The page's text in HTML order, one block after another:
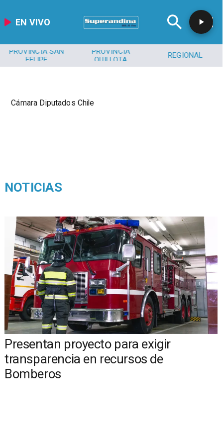
EN VIVO
PROVINCIA SAN
FELIPE
PROVINCIA
QUILLOTA
REGIONAL
Cámara Diputados Chile
NOTICIAS
Presentan proyecto para exigir
transparencia en recursos de
Bomberos